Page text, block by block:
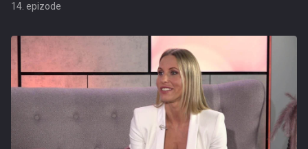
14. epizode